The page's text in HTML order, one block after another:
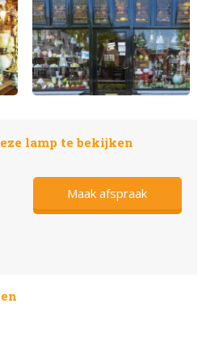
lamp te bekijken
Maak afspraak